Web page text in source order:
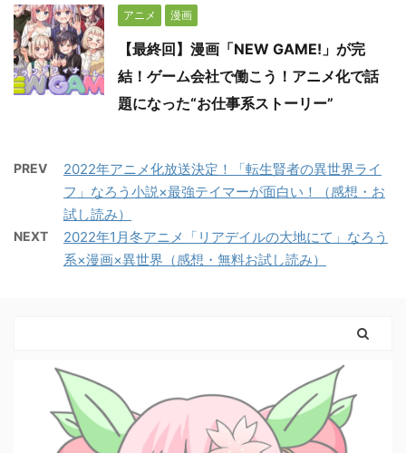
アニメ 漫画
【最終回】漫画「NEW GAME!」が完
結！ゲーム会社で働こう！アニメ化で話
題になった“お仕事系ストーリー”
PREV
2022年アニメ化放送決定！「転生賢者の異世界ライ
フ」なろう小説×最強テイマーが面白い！（感想・お
試し読み）
NEXT
2022年1月冬アニメ「リアデイルの大地にて」なろう
系×漫画×異世界（感想・無料お試し読み）